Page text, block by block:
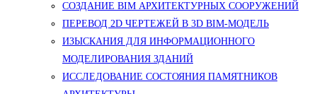
СОЗДАНИЕ BIM АРХИТЕКТУРНЫХ СООРУЖЕНИЙ
ПЕРЕВОД 2D ЧЕРТЕЖЕЙ В 3D BIM-МОДЕЛЬ
ИЗЫСКАНИЯ ДЛЯ ИНФОРМАЦИОННОГО
МОДЕЛИРОВАНИЯ ЗДАНИЙ
ИССЛЕДОВАНИЕ СОСТОЯНИЯ ПАМЯТНИКОВ